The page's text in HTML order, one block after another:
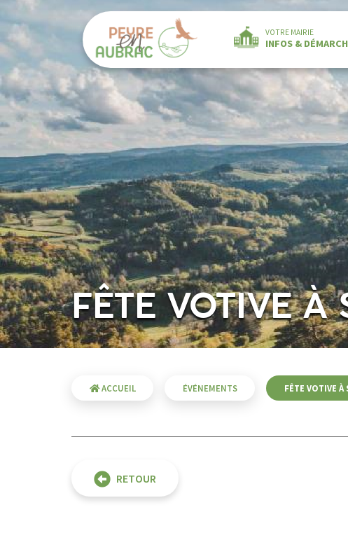
VOTRE MAIRIE
INFOS &
FÊTE VOTIVE À
ACCUEIL ÉVÉNEMENTS FÊTE VOTIVE À
RETOUR